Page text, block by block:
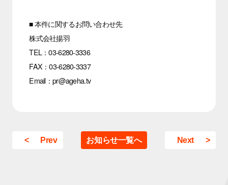
■ 本件に関するお問い合わせ先
株式会社揚羽
TEL：03-6280-3336
FAX：03-6280-3337
Email：pr@ageha.tv
Prev お知らせ一覧へ Next